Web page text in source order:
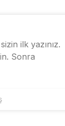
ilk yazınız.
Sonra